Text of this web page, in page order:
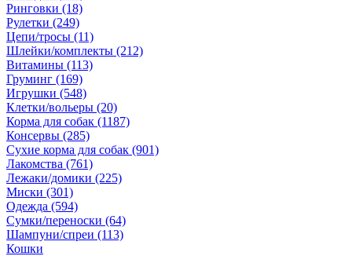
Ринговки (18)
Рулетки (249)
Цепи/тросы (11)
Шлейки/комплекты (212)
Витамины (113)
Груминг (169)
Игрушки (548)
Клетки/вольеры (20)
Корма для собак (1187)
Консервы (285)
Сухие корма для собак (901)
Лакомства (761)
Лежаки/домики (225)
Миски (301)
Одежда (594)
Сумки/переноски (64)
Шампуни/спреи (113)
Кошки